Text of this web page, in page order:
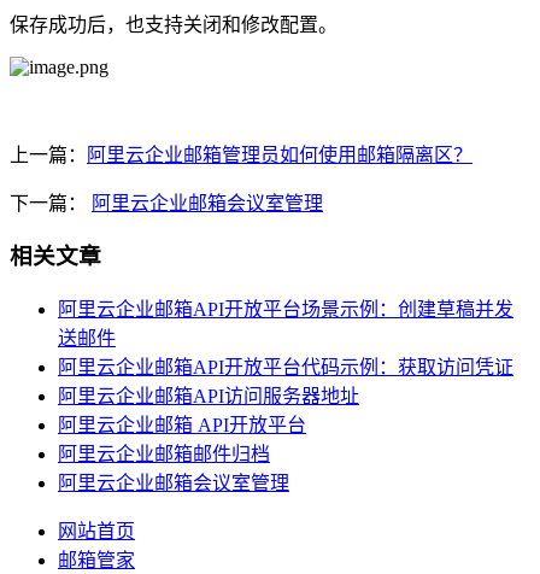
保存成功后，也支持关闭和修改配置。
上一篇： 阿里云企业邮箱管理员如何使用邮箱隔离区？
下一篇： 阿里云企业邮箱会议室管理
相关文章
阿里云企业邮箱API开放平台场景示例：创建草稿并发
送邮件
阿里云企业邮箱API开放平台代码示例：获取访问凭证
阿里云企业邮箱API访问服务器地址
阿里云企业邮箱 API开放平台
阿里云企业邮箱邮件归档
阿里云企业邮箱会议室管理
网站首页
邮箱管家